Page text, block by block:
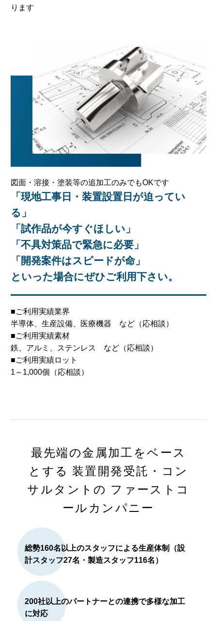
ります
図面・溶接・塗装等の追加工のみでもOKです
「現地工事日・装置設置日が迫ってい
る」
「試作品が今すぐほしい」
「不具対策品で緊急に必要」
「開発案件はスピードが命」
といった場合にぜひご利用下さい。
■ご利用実績業界
半導体、生産設備、医療機器 など（応相談）
■ご利用実績素材
鉄、アルミ、ステンレス など（応相談）
■ご利用実績ロット
1～1,000個（応相談）
最先端の金属加工をベース
とする 装置開発受託・コン
サルタントの ファーストコ
ールカンパニー
総勢160名以上のスタッフによる生産体制（設
計スタッフ27名・製造スタッフ116名）
200社以上のパートナーとの連携で多様な加工
に対応